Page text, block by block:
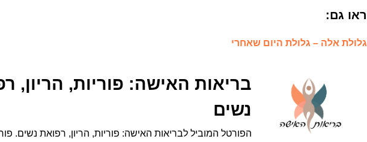
ראו גם:
גלולת אלה – גלולת היום שאחרי
בריאות האישה: פוריות, הריון,
נשים
הפורטל המוביל לבריאות האישה: פוריות, הריון, רפואת נשים.